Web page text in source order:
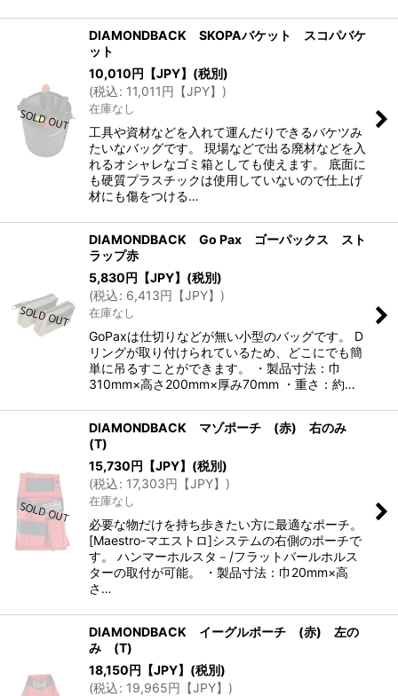
DIAMONDBACK SKOPAバケット スコパバケ
ット
10,010円【JPY】 (税別)
(税込: 11,011円【JPY】 )
在庫なし
工具や資材などを入れて運んだりできるバケツみ
たいなバッグです。 現場などで出る廃材などを入
れるオシャレなゴミ箱としても使えます。 底面に
も硬質プラスチックは使用していないので仕上げ
材にも傷をつける…
DIAMONDBACK Go Pax ゴーパックス スト
ラップ赤
5,830円【JPY】 (税別)
(税込: 6,413円【JPY】 )
在庫なし
GoPaxは仕切りなどが無い小型のバッグです。 D
リングが取り付けられているため、どこにでも簡
単に吊るすことができます。 ・製品寸法：巾
310mm×高さ200mm×厚み70mm ・重さ：約…
DIAMONDBACK マゾポーチ (赤) 右のみ
(T)
15,730円【JPY】 (税別)
(税込: 17,303円【JPY】 )
在庫なし
必要な物だけを持ち歩きたい方に最適なポーチ。
[Maestro-マエストロ]システムの右側のポーチで
す。 ハンマーホルスタ－/フラットバールホルス
ターの取付が可能。 ・製品寸法：巾20mm×高
さ…
DIAMONDBACK イーグルポーチ (赤) 左の
み (T)
18,150円【JPY】 (税別)
(税込: 19,965円【JPY】 )